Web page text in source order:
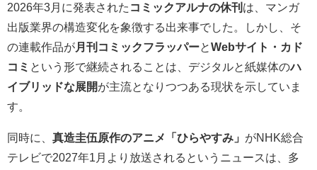
2026年3月に発表された コミックアルナの休刊 は、マンガ
出版業界の構造変化を象徴する出来事でした。しかし、そ
の連載作品が月刊コミックフラッパーとWebサイト・カド
コミ という形で継続されることは、デジタルと紙媒体のハ
イブリッドな展開が主流となりつつある現状を示していま
す。
同時に、 真造圭伍原作のアニメ「ひらやすみ」 がNHK総合
テレビで2027年1月より放送されるというニュースは、多